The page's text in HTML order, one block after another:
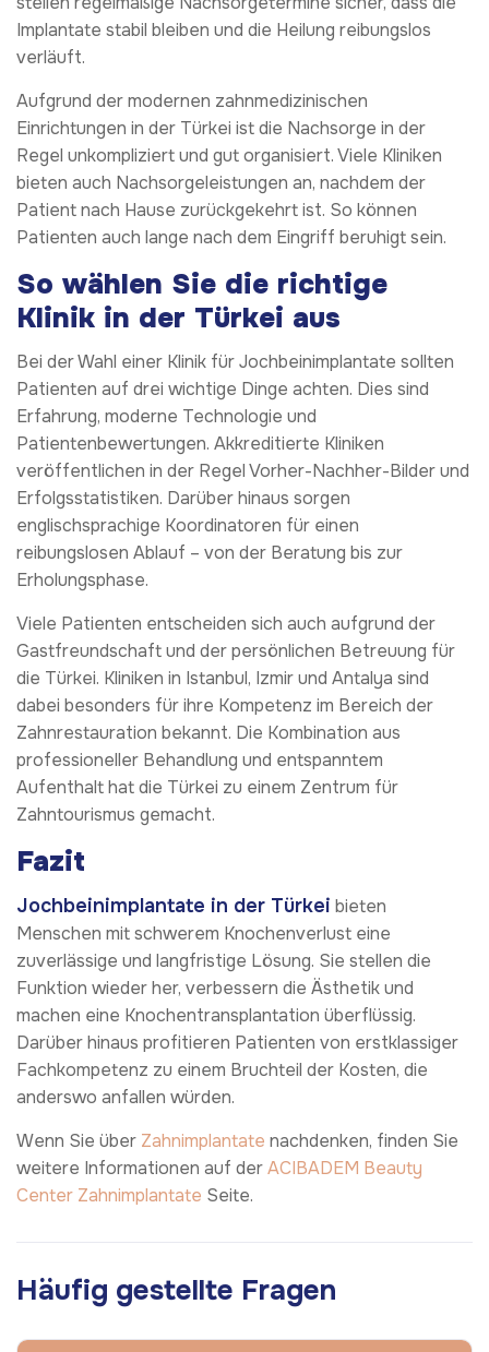
Implantate stabil bleiben und die Heilung reibungslos
verläuft.
Aufgrund der modernen zahnmedizinischen
Einrichtungen in der Türkei ist die Nachsorge in der
Regel unkompliziert und gut organisiert. Viele Kliniken
bieten auch Nachsorgeleistungen an, nachdem der
Patient nach Hause zurückgekehrt ist. So können
Patienten auch lange nach dem Eingriff beruhigt sein.
So wählen Sie die richtige
Klinik in der Türkei aus
Bei der Wahl einer Klinik für Jochbeinimplantate sollten
Patienten auf drei wichtige Dinge achten. Dies sind
Erfahrung, moderne Technologie und
Patientenbewertungen. Akkreditierte Kliniken
veröffentlichen in der Regel Vorher-Nachher-Bilder und
Erfolgsstatistiken. Darüber hinaus sorgen
englischsprachige Koordinatoren für einen
reibungslosen Ablauf – von der Beratung bis zur
Erholungsphase.
Viele Patienten entscheiden sich auch aufgrund der
Gastfreundschaft und der persönlichen Betreuung für
die Türkei. Kliniken in Istanbul, Izmir und Antalya sind
dabei besonders für ihre Kompetenz im Bereich der
Zahnrestauration bekannt. Die Kombination aus
professioneller Behandlung und entspanntem
Aufenthalt hat die Türkei zu einem Zentrum für
Zahntourismus gemacht.
Fazit
Jochbeinimplantate in der Türkei bieten
Menschen mit schwerem Knochenverlust eine
zuverlässige und langfristige Lösung. Sie stellen die
Funktion wieder her, verbessern die Ästhetik und
machen eine Knochentransplantation überflüssig.
Darüber hinaus profitieren Patienten von erstklassiger
Fachkompetenz zu einem Bruchteil der Kosten, die
anderswo anfallen würden.
Wenn Sie über Zahnimplantate nachdenken, finden Sie
weitere Informationen auf derACIBADEM Beauty
Center Zahnimplantate Seite.
Häufig gestellte Fragen